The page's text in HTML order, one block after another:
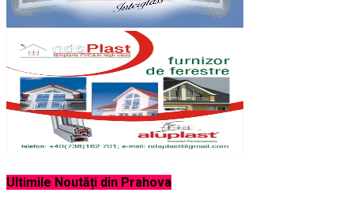
Ultimile Noutăți din Prahova